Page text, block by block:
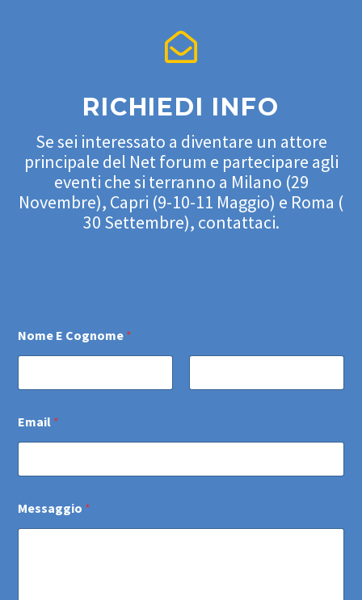
RICHIEDI INFO
Se sei interessato a diventare un attore
principale del Net forum e partecipare agli
eventi che si terranno a Milano (29
Novembre), Capri (9-10-11 Maggio) e Roma (
30 Settembre), contattaci.
Nome E Cognome *
Email *
Messaggio *